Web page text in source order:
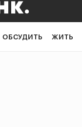
ОБСУДИТЬ ЖИТЬ